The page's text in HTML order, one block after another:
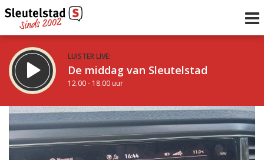
LUISTER LIVE:
De middag van Sleutelstad
12.00 - 18.00 uur
STRAKS:
De vrijdagavond met Keanu
18.00 - 19.00 uur
Vorig uur
uur 1 van 0 Volgend uur